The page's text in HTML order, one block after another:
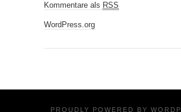
Kommentare als RSS
WordPress.org
PROUDLY POWERED BY